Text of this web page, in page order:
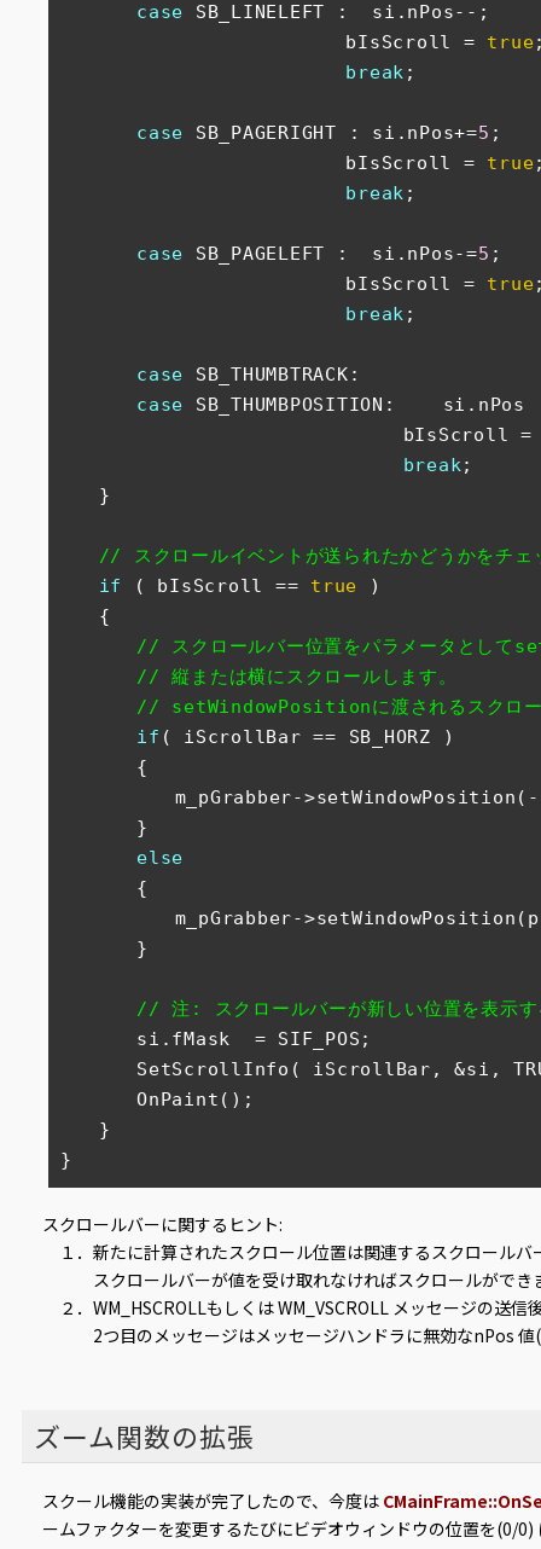
case SB_LINELEFT :  si.nPos--;
bIsScroll = true
break ;
case SB_PAGERIGHT : si.nPos+=5 ;
bIsScroll = true
break ;
case SB_PAGELEFT :  si.nPos-=5 ;
bIsScroll = true
break ;
case SB_THUMBTRACK:
case SB_THUMBPOSITION:
bIsScroll
break;
}
// スクロールイベントが送られたかどうかをチェ
if
( bIsScroll == true )
{
// スクロールバー位置をパラメータ
// 縦または横にスクロールします
// setWindowPositionに渡されるスク
if ( iScrollBar ==
{
m_pGrabber-
}
else
{
m_pGrabber-
}
// 注: スクロールバーが新しい位置を
si.fMask  = SIF_POS;
SetScrollInfo( iScrollBar,
OnPaint();
}
}
スクロールバーに関するヒント:
１．新たに計算されたスクロール位置は関連するスクロールバ
スクロールバーが値を受け取れなければスクロールができ
２．WM_HSCROLLもしくは WM_VSCROLL メッセージの送
2つ目のメッセージはメッセージハンドラに無効なnPos 値
ズーム関数の拡張
スクール機能の実装が完了したので、今度は
ームファクターを変更するたびにビデオウィンドウの位置を(0/